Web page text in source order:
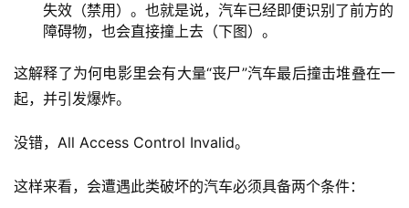
失效（禁用）。也就是说，汽车已经即便识别了前方的
障碍物，也会直接撞上去（下图）。
这解释了为何电影里会有大量“丧尸”汽车最后撞击堆叠在一
起，并引发爆炸。
没错，All Access Control Invalid。
这样来看，会遭遇此类破坏的汽车必须具备两个条件：